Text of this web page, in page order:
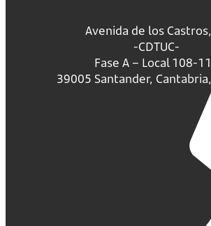
Avenida de los
-CDTUC-
Fase A – Local 108-
39005 Santander, Cantabria,